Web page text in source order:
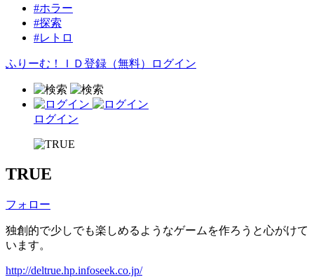
#ホラー
#探索
#レトロ
ふりーむ！ＩＤ登録（無料） ログイン
ログイン
TRUE
フォロー
独創的で少しでも楽しめるようなゲームを作ろうと心がけて
います。
http://deltrue.hp.infoseek.co.jp/